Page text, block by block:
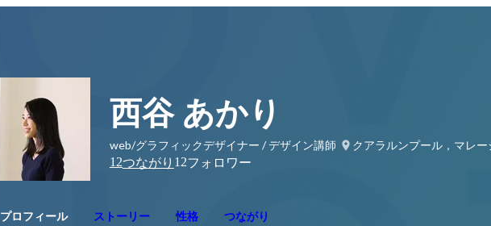
西谷 あかり
web/グラフィックデザイナー / デザイン講師
クアラルンプール，マレー
12つながり 12フォロワー
プロフィール ストーリー 性格 つながり